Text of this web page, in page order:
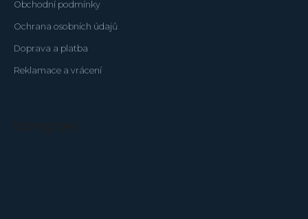
Obchodní podmínky
Ochrana osobních údajů
Doprava a platba
Reklamace a vrácení